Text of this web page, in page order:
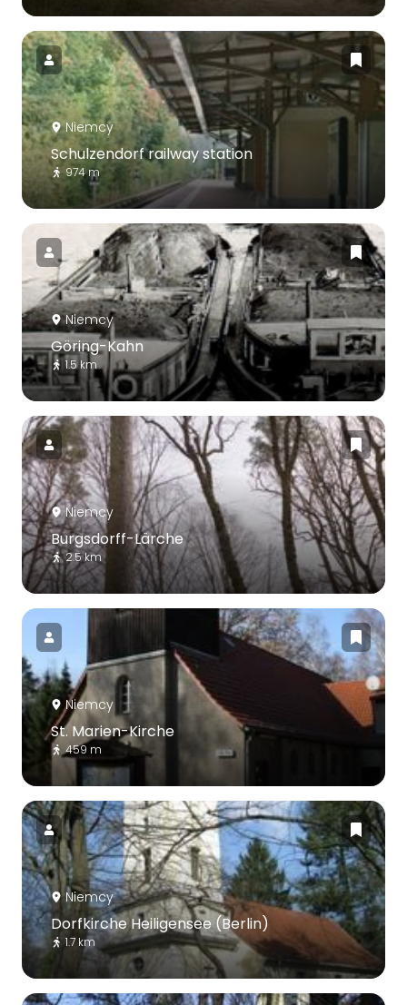
Niemcy
Schulzendorf railway station
974 m
Niemcy
Göring-Kahn
1.5 km
Niemcy
Burgsdorff-Lärche
2.5 km
Niemcy
St. Marien-Kirche
459 m
Niemcy
Dorfkirche Heiligensee (Berlin)
1.7 km